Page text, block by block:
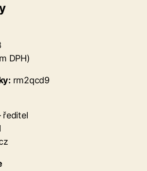
DPH)
rm2qcd9
ředitel